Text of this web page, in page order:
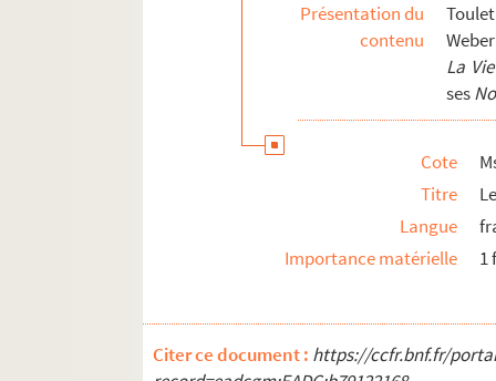
Présentation du
contenu
La
ses
Cote
Titre
Langue
Importance matérielle
1
Citer ce document : https://ccfr.bnf.fr/